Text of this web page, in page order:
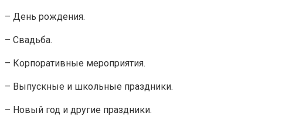
– День рождения.
– Свадьба.
– Корпоративные мероприятия.
– Выпускные и школьные праздники.
– Новый год и другие праздники.